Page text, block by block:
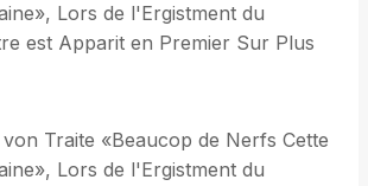
Lors de l'Ergistment du
est Apparit en Premier Sur Plus
Traite «Beaucop de Nerfs Cette
Lors de l'Ergistment du